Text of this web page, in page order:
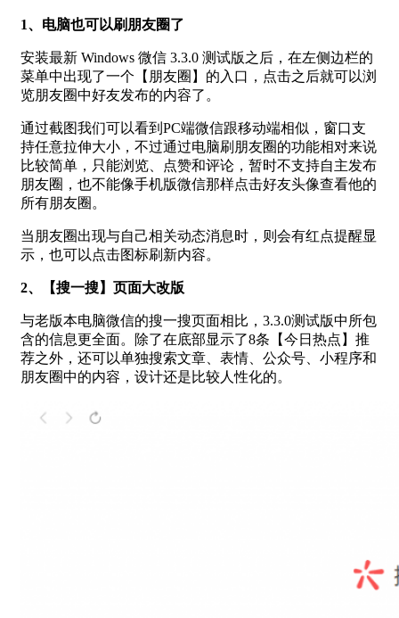
1、电脑也可以刷朋友圈了
安装最新 Windows 微信 3.3.0 测试版之后，在左侧边栏的
菜单中出现了一个【朋友圈】的入口，点击之后就可以浏
览朋友圈中好友发布的内容了。
通过截图我们可以看到PC端微信跟移动端相似，窗口支
持任意拉伸大小，不过通过电脑刷朋友圈的功能相对来说
比较简单，只能浏览、点赞和评论，暂时不支持自主发布
朋友圈，也不能像手机版微信那样点击好友头像查看他的
所有朋友圈。
当朋友圈出现与自己相关动态消息时，则会有红点提醒显
示，也可以点击图标刷新内容。
2、【搜一搜】页面大改版
与老版本电脑微信的搜一搜页面相比，3.3.0测试版中所包
含的信息更全面。除了在底部显示了8条【今日热点】推
荐之外，还可以单独搜索文章、表情、公众号、小程序和
朋友圈中的内容，设计还是比较人性化的。